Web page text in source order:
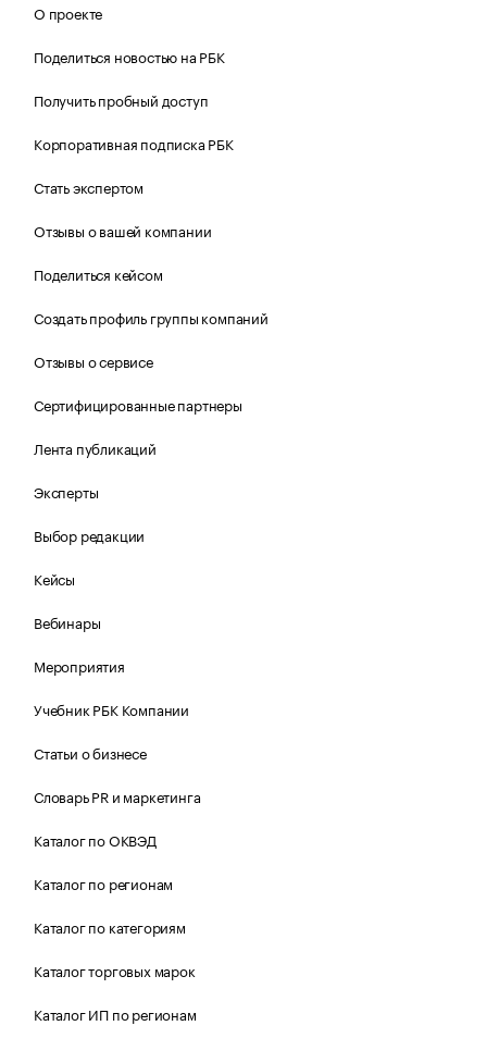
О проекте
Поделиться новостью на РБК
Получить пробный доступ
Корпоративная подписка РБК
Стать экспертом
Отзывы о вашей компании
Поделиться кейсом
Создать профиль группы компаний
Отзывы о сервисе
Сертифицированные партнеры
Лента публикаций
Эксперты
Выбор редакции
Кейсы
Вебинары
Мероприятия
Учебник РБК Компании
Статьи о бизнесе
Словарь PR и маркетинга
Каталог по ОКВЭД
Каталог по регионам
Каталог по категориям
Каталог торговых марок
Каталог ИП по регионам